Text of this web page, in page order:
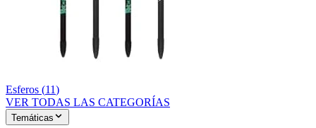
Esferos (11)
VER TODAS LAS CATEGORÍAS
Temáticas